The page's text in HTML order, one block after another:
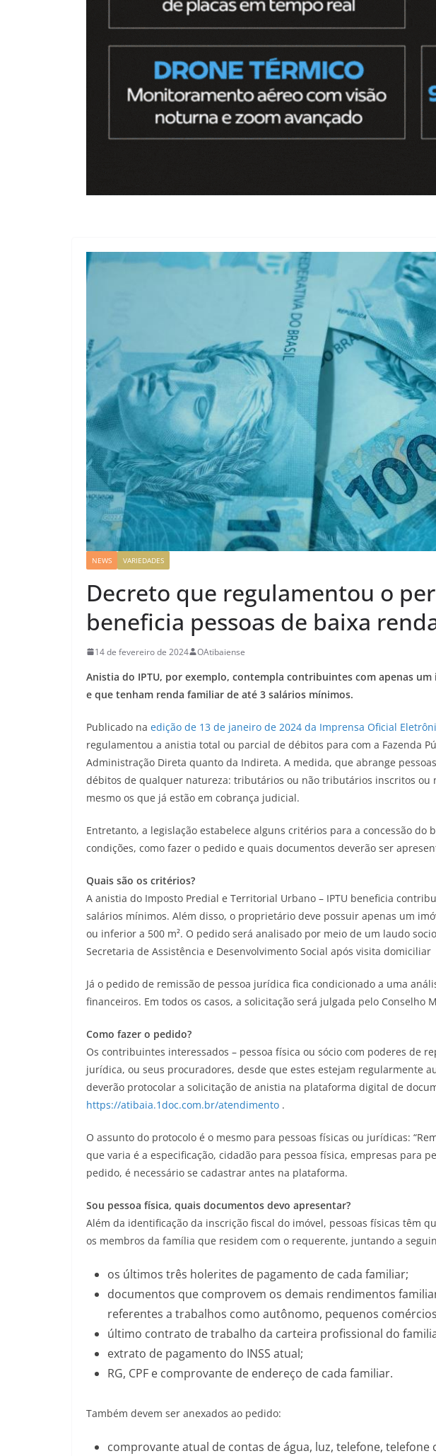
NEWS VARIEDADES
Decreto que regulamentou o
beneficia pessoas de baixa
14 de fevereiro de 2024 OAtibaiense
Anistia do IPTU, por exemplo, contempla contribuintes com apenas
e que tenham renda familiar de até 3 salários mínimos.
Publicado na edição de 13 de janeiro de 2024 da Imprensa Oficial
regulamentou a anistia total ou parcial de débitos para com a Fazenda
Administração Direta quanto da Indireta. A medida, que abrange
débitos de qualquer natureza: tributários ou não tributários inscritos ou
mesmo os que já estão em cobrança judicial.
Entretanto, a legislação estabelece alguns critérios para a concessão do
condições, como fazer o pedido e quais documentos deverão ser
Quais são os critérios?
A anistia do Imposto Predial e Territorial Urbano – IPTU beneficia
salários mínimos. Além disso, o proprietário deve possuir apenas um
ou inferior a 500 m². O pedido será analisado por meio de um laudo
Secretaria de Assistência e Desenvolvimento Social após visita domiciliar
Já o pedido de remissão de pessoa jurídica fica condicionado a uma
financeiros. Em todos os casos, a solicitação será julgada pelo Conselho
Como fazer o pedido?
Os contribuintes interessados – pessoa física ou sócio com poderes de
jurídica, ou seus procuradores, desde que estes estejam regularmente
deverão protocolar a solicitação de anistia na plataforma digital de
https://atibaia.1doc.com.br/atendimento .
O assunto do protocolo é o mesmo para pessoas físicas ou jurídicas:
que varia é a especificação, cidadão para pessoa física, empresas para
pedido, é necessário se cadastrar antes na plataforma.
Sou pessoa física, quais documentos devo apresentar?
Além da identificação da inscrição fiscal do imóvel, pessoas físicas têm
os membros da família que residem com o requerente, juntando a
os últimos três holerites de pagamento de cada familiar;
documentos que comprovem os demais rendimentos
referentes a trabalhos como autônomo, pequenos
último contrato de trabalho da carteira profissional do
extrato de pagamento do INSS atual;
RG, CPF e comprovante de endereço de cada familiar.
Também devem ser anexados ao pedido:
comprovante atual de contas de água, luz, telefone,